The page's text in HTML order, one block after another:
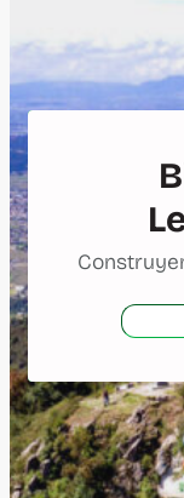
c
a
r